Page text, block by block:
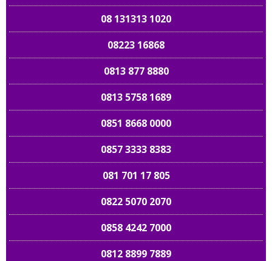
08 131313 1020
08223 16868
0813 877 8880
0813 5758 1689
0851 8668 0000
0857 3333 8383
081 701 17 805
0822 5070 2070
0858 4242 7000
0812 8899 7889